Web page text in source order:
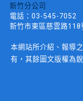
新竹分公司
電話： 03-545-7052
新竹市東區慈雲路118
本網站所介紹、報導
有，其餘圖文版權為